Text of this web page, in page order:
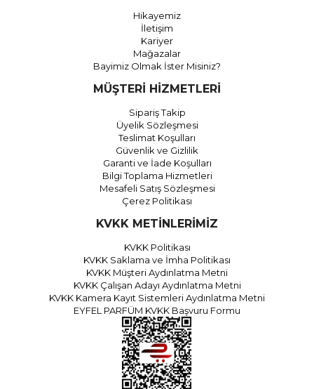
Hikayemiz
İletişim
Kariyer
Mağazalar
Bayimiz Olmak İster Misiniz?
MÜŞTERİ HİZMETLERİ
Sipariş Takip
Üyelik Sözleşmesi
Teslimat Koşulları
Güvenlik ve Gizlilik
Garanti ve İade Koşulları
Bilgi Toplama Hizmetleri
Mesafeli Satış Sözleşmesi
Çerez Politikası
KVKK METİNLERİMİZ
KVKK Politikası
KVKK Saklama ve İmha Politikası
KVKK Müşteri Aydınlatma Metni
KVKK Çalışan Adayı Aydınlatma Metni
KVKK Kamera Kayıt Sistemleri Aydınlatma Metni
EYFEL PARFÜM KVKK Başvuru Formu